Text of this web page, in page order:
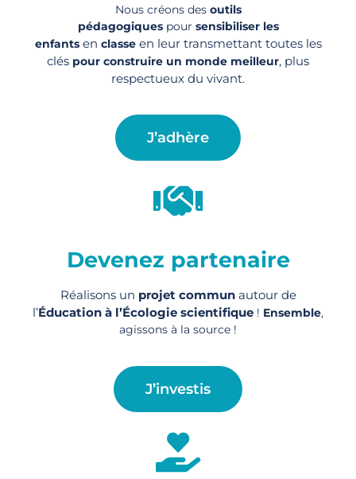
Nous créons des outils
pédagogiquespour sensibiliser les
enfantsen classeen leur transmettant toutes les
clés pour construire un monde meilleur, plus
respectueux du vivant.
J’adhère
Devenez partenaire
Réalisons un projet communautour de
l’Éducation à l’Écologie scientifique ! Ensemble,
agissons à la source !
J’investis